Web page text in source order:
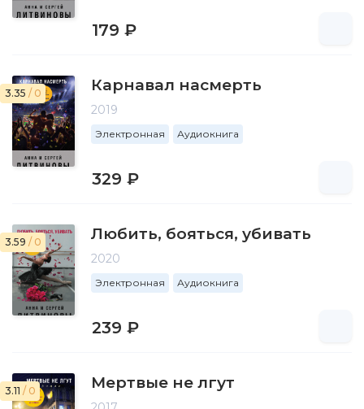
179 ₽
3.35 / 0 Карнавал насмерть
2019
Электронная Аудиокнига
329 ₽
3.59 / 0 Любить, бояться, убивать
2020
Электронная Аудиокнига
239 ₽
3.11 / 0 Мертвые не лгут